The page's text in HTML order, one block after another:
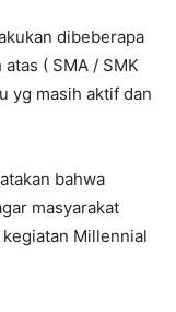
dibeberapa
( SMA / SMK
yg masih aktif dan
bahwa
masyarakat
Millennial